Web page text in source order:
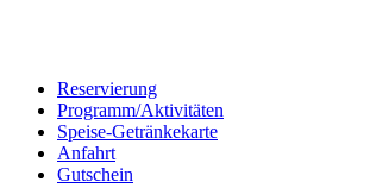
Reservierung
Programm/Aktivitäten
Speise-Getränkekarte
Anfahrt
Gutschein